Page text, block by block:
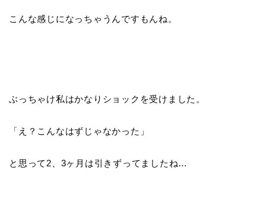
こんな感じになっちゃうんですもんね。
ぶっちゃけ私はかなりショックを受けました。
「え？こんなはずじゃなかった」
と思って2、3ヶ月は引きずってましたね…